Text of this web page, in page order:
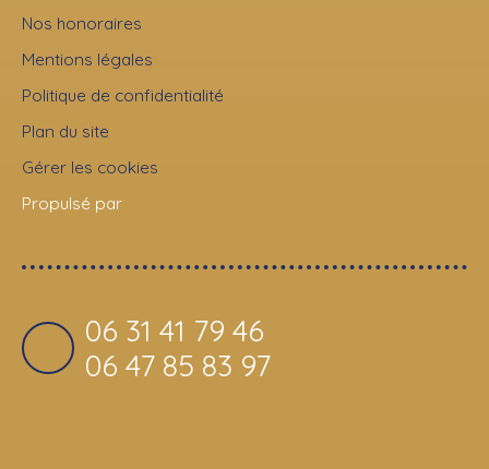
Nos honoraires
Mentions légales
Politique de confidentialité
Plan du site
Gérer les cookies
Propulsé par
06 31 41 79 46
06 47 85 83 97